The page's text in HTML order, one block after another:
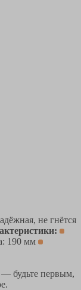
не гнётся
190 мм
будьте первым,